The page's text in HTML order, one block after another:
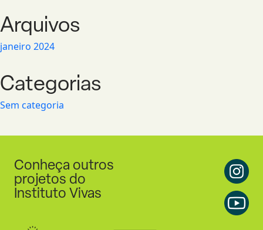
Arquivos
janeiro 2024
Categorias
Sem categoria
Conheça outros
projetos do
Instituto Vivas